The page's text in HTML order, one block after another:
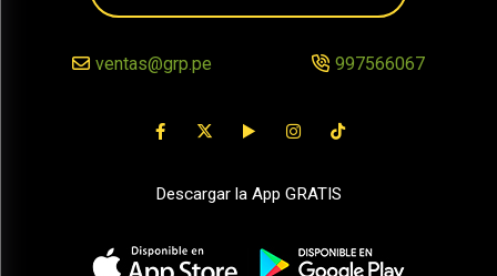
ventas@grp.pe 997566067
Descargar la App GRATIS